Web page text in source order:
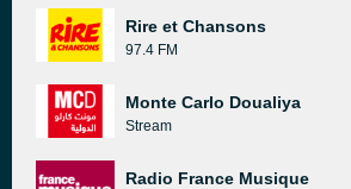
Rire et Chansons
97.4 FM
Monte Carlo Doualiya
Stream
Radio France Musique